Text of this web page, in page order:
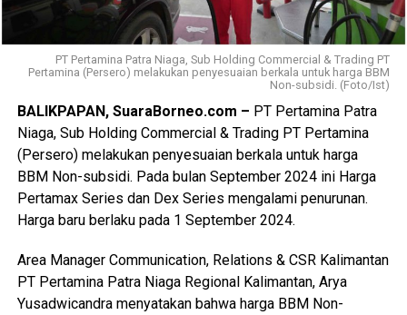
PT Pertamina Patra Niaga, Sub Holding Commercial & Trading PT
Pertamina (Persero) melakukan penyesuaian berkala untuk harga BBM
Non-subsidi. (Foto/Ist)
BALIKPAPAN, SuaraBorneo.com – PT Pertamina Patra
Niaga, Sub Holding Commercial & Trading PT Pertamina
(Persero) melakukan penyesuaian berkala untuk harga
BBM Non-subsidi. Pada bulan September 2024 ini Harga
Pertamax Series dan Dex Series mengalami penurunan.
Harga baru berlaku pada 1 September 2024.
Area Manager Communication, Relations & CSR Kalimantan
PT Pertamina Patra Niaga Regional Kalimantan, Arya
Yusadwicandra menyatakan bahwa harga BBM Non-